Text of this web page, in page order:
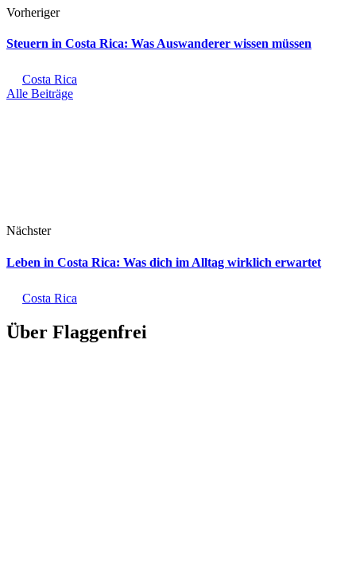
Vorheriger
Steuern in Costa Rica: Was Auswanderer wissen müssen
Costa Rica
Alle Beiträge
Nächster
Leben in Costa Rica: Was dich im Alltag wirklich erwartet
Costa Rica
Über Flaggenfrei